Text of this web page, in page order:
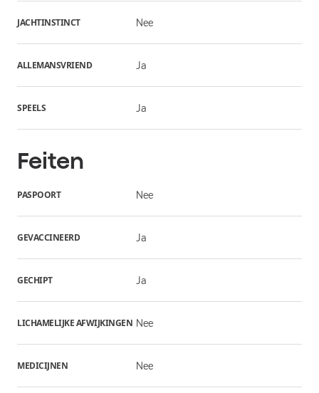
JACHTINSTINCT Nee
ALLEMANSVRIEND Ja
SPEELS Ja
Feiten
PASPOORT Nee
GEVACCINEERD Ja
GECHIPT Ja
LICHAMELIJKE AFWIJKINGEN Nee
MEDICIJNEN Nee